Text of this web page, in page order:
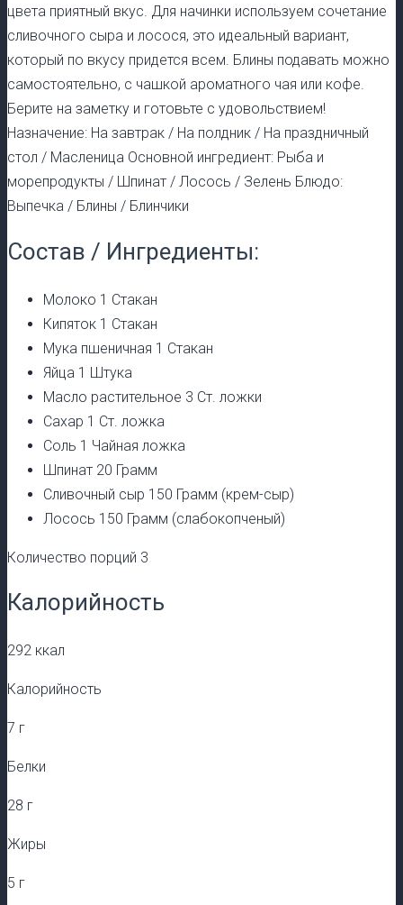
цвета приятный вкус. Для начинки используем сочетание
сливочного сыра и лосося, это идеальный вариант,
который по вкусу придется всем. Блины подавать можно
самостоятельно, с чашкой ароматного чая или кофе.
Берите на заметку и готовьте с удовольствием!
Назначение: На завтрак / На полдник / На праздничный
стол / Масленица Основной ингредиент: Рыба и
морепродукты / Шпинат / Лосось / Зелень Блюдо:
Выпечка / Блины / Блинчики
Состав / Ингредиенты:
Молоко 1 Стакан
Кипяток 1 Стакан
Мука пшеничная 1 Стакан
Яйца 1 Штука
Масло растительное 3 Ст. ложки
Сахар 1 Ст. ложка
Соль 1 Чайная ложка
Шпинат 20 Грамм
Сливочный сыр 150 Грамм (крем-сыр)
Лосось 150 Грамм (слабокопченый)
Количество порций 3
Калорийность
292 ккал
Калорийность
7 г
Белки
28 г
Жиры
5 г